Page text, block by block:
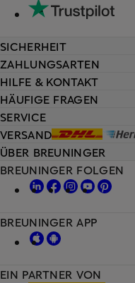
HILFE & KONTAKT
HÄUFIGE FRAGEN
SERVICE
VERSAND
SICHERHEIT
ZAHLUNGSARTEN
ÜBER BREUNINGER
EIN PARTNER VON
BREUNINGER FOLGEN
BREUNINGER APP